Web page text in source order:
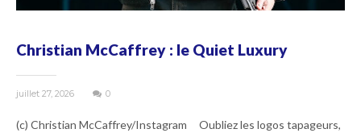
Christian McCaffrey : le Quiet Luxury
juillet 27, 2026 0
(c) Christian McCaffrey/Instagram Oubliez les logos tapageurs,